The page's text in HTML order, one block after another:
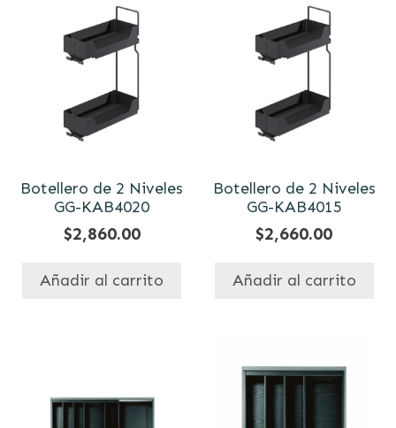
Botellero de 2 Niveles
GG-KAB4020
$2,860.00
Añadir al carrito
Botellero de 2 Niveles
GG-KAB4015
$2,660.00
Añadir al carrito